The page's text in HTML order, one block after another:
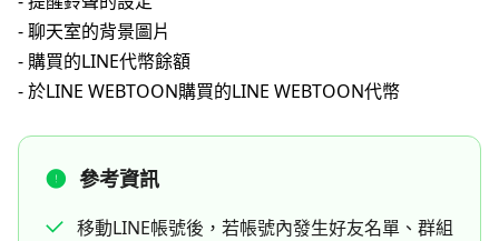
- 聊天室的背景圖片
- 購買的LINE代幣餘額
- 於LINE WEBTOON購買的LINE WEBTOON代幣
參考資訊
移動LINE帳號後，若帳號內發生好友名單、群組